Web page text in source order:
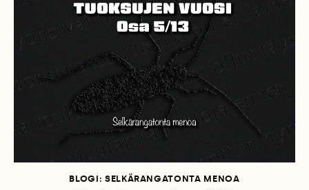
BLOGI: SELKÄRANGATONTA MENOA